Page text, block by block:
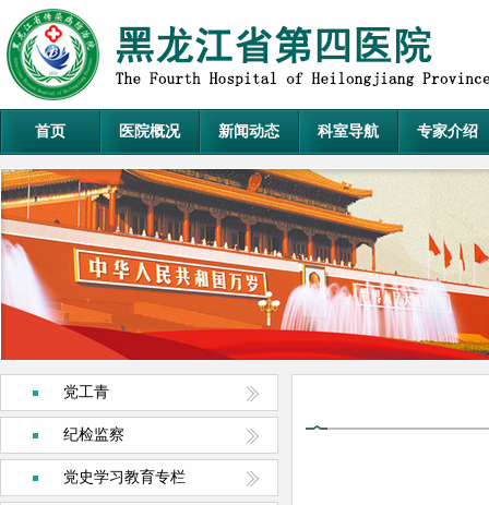
首页 医院概况 新闻动态 科室导航 专家介绍
党工青
纪检监察
党史学习教育专栏